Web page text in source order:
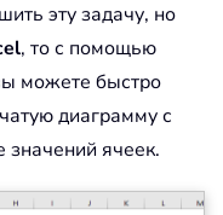
эту задачу, но
, то с помощью
можете быстро
диаграмму с
ячеек.